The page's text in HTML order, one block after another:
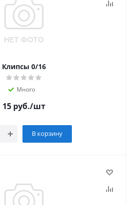
Клипсы 0/16
Много
15 руб./шт
В корзину